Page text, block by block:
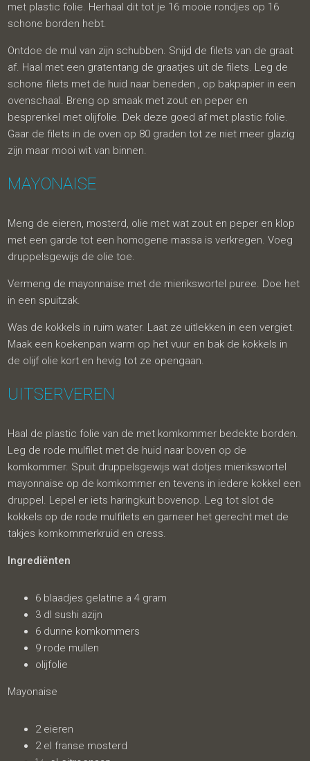
met plastic folie. Herhaal dit tot je 16 mooie rondjes op 16
schone borden hebt.
Ontdoe de mul van zijn schubben. Snijd de filets van de graat
af. Haal met een gratentang de graatjes uit de filets. Leg de
schone filets met de huid naar beneden , op bakpapier in een
ovenschaal. Breng op smaak met zout en peper en
besprenkel met olijfolie. Dek deze goed af met plastic folie.
Gaar de filets in de oven op 80 graden tot ze niet meer glazig
zijn maar mooi wit van binnen.
MAYONAISE
Meng de eieren, mosterd, olie met wat zout en peper en klop
met een garde tot een homogene massa is verkregen. Voeg
druppelsgewijs de olie toe.
Vermeng de mayonnaise met de mierikswortel puree. Doe het
in een spuitzak.
Was de kokkels in ruim water. Laat ze uitlekken in een vergiet.
Maak een koekenpan warm op het vuur en bak de kokkels in
de olijf olie kort en hevig tot ze opengaan.
UITSERVEREN
Haal de plastic folie van de met komkommer bedekte borden.
Leg de rode mulfilet met de huid naar boven op de
komkommer. Spuit druppelsgewijs wat dotjes mierikswortel
mayonnaise op de komkommer en tevens in iedere kokkel een
druppel. Lepel er iets haringkuit bovenop. Leg tot slot de
kokkels op de rode mulfilets en garneer het gerecht met de
takjes komkommerkruid en cress.
Ingrediënten
6 blaadjes gelatine a 4 gram
3 dl sushi azijn
6 dunne komkommers
9 rode mullen
olijfolie
Mayonaise
2 eieren
2 el franse mosterd